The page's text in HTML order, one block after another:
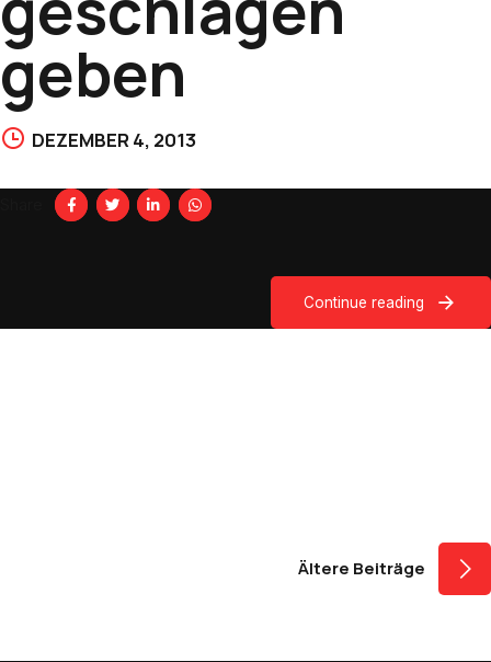
geben
DEZEMBER 4, 2013
Continue reading
Ältere Beiträge